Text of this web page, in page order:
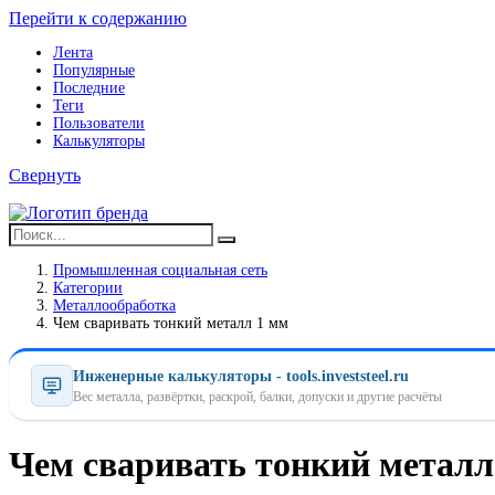
Перейти к содержанию
Лента
Популярные
Последние
Теги
Пользователи
Калькуляторы
Свернуть
Промышленная социальная сеть
Категории
Металлообработка
Чем сваривать тонкий металл 1 мм
Инженерные калькуляторы - tools.investsteel.ru
Вес металла, развёртки, раскрой, балки, допуски и другие расчёты
Чем сваривать тонкий